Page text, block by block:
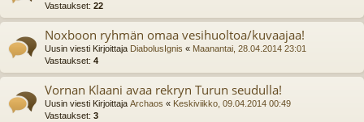
Vastaukset: 22
Noxboon ryhmän omaa vesihuoltoa/kuvaajaa!
Uusin viesti Kirjoittaja DiabolusIgnis « Maanantai, 28.04.2014 23:01
Vastaukset: 4
Vornan Klaani avaa rekryn Turun seudulla!
Uusin viesti Kirjoittaja Archaos « Keskiviikko, 09.04.2014 00:49
Vastaukset: 3